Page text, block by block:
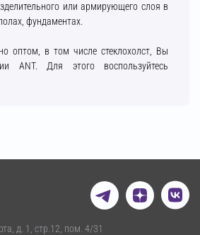
или армирующего слоя в
фундаментах.
оптом, в том числе стеклохолст, Вы
ANT. Для этого воспользуйтесь
д. 1, стр.12, пом. 4/31